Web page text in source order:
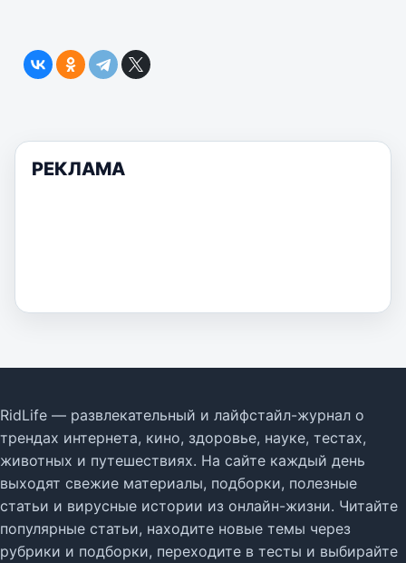
РЕКЛАМА
RidLife — развлекательный и лайфстайл-журнал о
трендах интернета, кино, здоровье, науке, тестах,
животных и путешествиях. На сайте каждый день
выходят свежие материалы, подборки, полезные
статьи и вирусные истории из онлайн-жизни. Читайте
популярные статьи, находите новые темы через
рубрики и подборки, переходите в тесты и выбирайте